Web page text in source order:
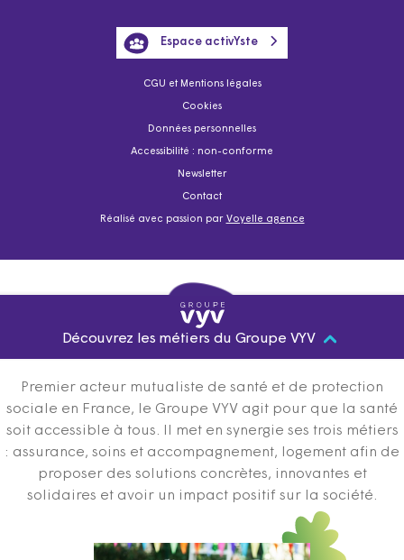
CGU et Mentions légales
Cookies
Données personnelles
Accessibilité : non-conforme
Newsletter
Contact
Réalisé avec passion par Voyelle agence
Espace activYste
Découvrez les métiers du Groupe VYV
Premier acteur mutualiste de santé et de protection
sociale en France, le Groupe VYV agit pour que la santé
soit accessible à tous. Il met en synergie ses trois métiers
: assurance, soins et accompagnement, logement afin de
proposer des solutions concrètes, innovantes et
solidaires et avoir un impact positif sur la société.